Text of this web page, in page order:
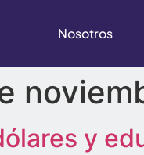
Nosotros
y